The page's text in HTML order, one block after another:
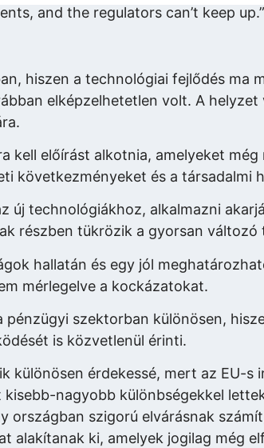
and the regulators can’t keep up.”
hiszen a technológiai fejlődés ma
elképzelhetetlen volt. A
kell előírást alkotnia, amelyeket még
következményeket és a társadalmi
új technológiákhoz, alkalmazni
részben tükrözik a gyorsan
hallatán és egy jól
mérlegelve a kockázatokat.
pénzügyi szektorban különösen,
is közvetlenül érinti.
különösen érdekessé, mert az EU-s
nagyobb különbségekkel
országban szigorú elvárásnak
alakítanak ki, amelyek jogilag még